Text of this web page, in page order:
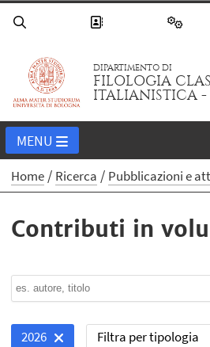
DIPARTIMENTO DI
FILOLOGIA
ITALIANISTICA
MENU
Home Ricerca Pubblicazioni e
Contributi in
2026 Filtra per tipologia